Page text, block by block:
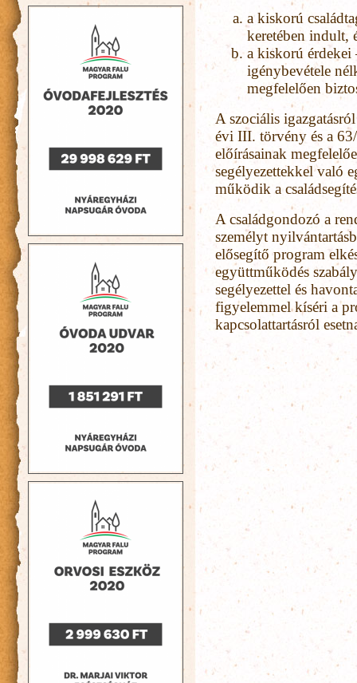
a kiskorú
keretében indult,
a kiskorú érdekei
igénybevétele
megfelelően
A szociális
évi III. törvény és a
előírásainak
segélyezettekkel való
működik a
A családgondozó a
személyt
elősegítő program
együttműködés
segélyezettel és
figyelemmel kíséri a
kapcsolattartásról